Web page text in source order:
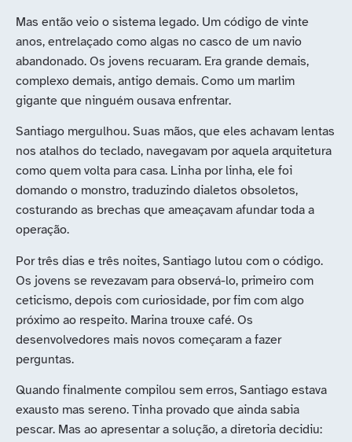
Mas então veio o sistema legado. Um código de vinte
anos, entrelaçado como algas no casco de um navio
abandonado. Os jovens recuaram. Era grande demais,
complexo demais, antigo demais. Como um marlim
gigante que ninguém ousava enfrentar.
Santiago mergulhou. Suas mãos, que eles achavam lentas
nos atalhos do teclado, navegavam por aquela arquitetura
como quem volta para casa. Linha por linha, ele foi
domando o monstro, traduzindo dialetos obsoletos,
costurando as brechas que ameaçavam afundar toda a
operação.
Por três dias e três noites, Santiago lutou com o código.
Os jovens se revezavam para observá-lo, primeiro com
ceticismo, depois com curiosidade, por fim com algo
próximo ao respeito. Marina trouxe café. Os
desenvolvedores mais novos começaram a fazer
perguntas.
Quando finalmente compilou sem erros, Santiago estava
exausto mas sereno. Tinha provado que ainda sabia
pescar. Mas ao apresentar a solução, a diretoria decidiu: